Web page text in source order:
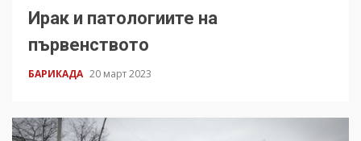
Ирак и патологиите на
първенството
БАРИКАДА 20 март 2023